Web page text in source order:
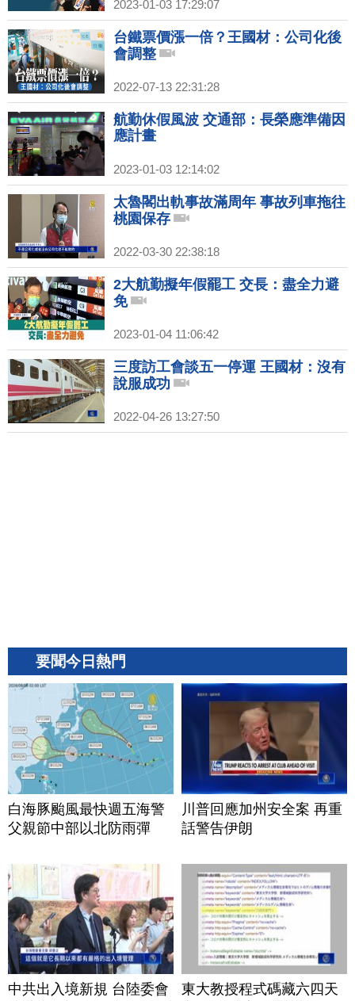
2023-01-03 17:29:07
台鐵票價漲一倍？王國材：公司化後
會調整
2022-07-13 22:31:28
航勤休假風波 交通部：長榮應準備因
應計畫
2023-01-03 12:14:02
太魯閣出軌事故滿周年 事故列車拖往
桃園保存
2022-03-30 22:38:18
2大航勤擬年假罷工 交長：盡全力避
免
2023-01-04 11:06:42
三度訪工會談五一停運 王國材：沒有
說服成功
2022-04-26 13:27:50
要聞今日熱門
白海豚颱風最快週五海警
父親節中部以北防雨彈
川普回應加州安全案 再重
話警告伊朗
中共出入境新規 台陸委會
東大教授程式碼藏六四天